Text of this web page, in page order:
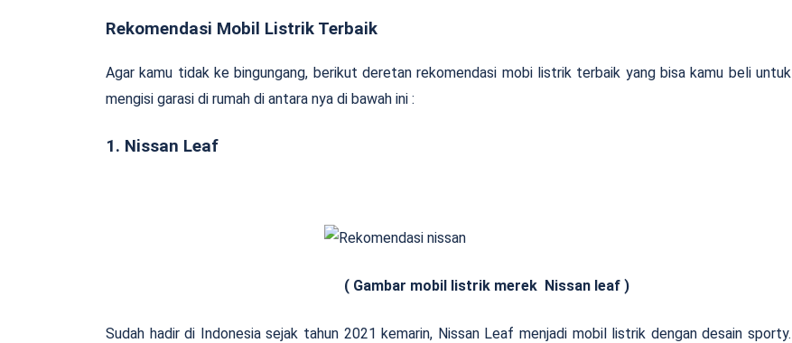
Rekomendasi Mobil Listrik Terbaik
Agar kamu tidak ke bingungang, berikut deretan rekomendasi mobi listrik terbaik yang bisa kamu beli untuk
mengisi garasi di rumah di antara nya di bawah ini :
1. Nissan Leaf
( Gambar mobil listrik merek Nissan leaf )
Sudah hadir di Indonesia sejak tahun 2021 kemarin, Nissan Leaf menjadi mobil listrik dengan desain sporty.